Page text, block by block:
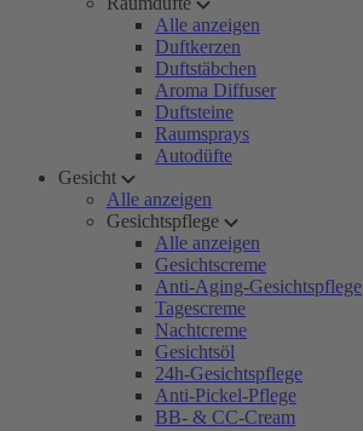
Alle anzeigen
Duftkerzen
Duftstäbchen
Aroma Diffuser
Duftsteine
Raumsprays
Autodüfte
Gesicht
Alle anzeigen
Gesichtspflege
Alle anzeigen
Gesichtscreme
Anti-Aging-Gesichtspflege
Tagescreme
Nachtcreme
Gesichtsöl
24h-Gesichtspflege
Anti-Pickel-Pflege
BB- & CC-Cream